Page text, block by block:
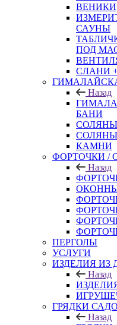
САУНЫ
ПОД
СЛАНИ
Назад
БАНИ
КАМНИ
ФОРТОЧКИ /
Назад
ПЕРГОЛЫ
УСЛУГИ
ИЗДЕЛИЯ ИЗ
Назад
ГРЯДКИ
Назад